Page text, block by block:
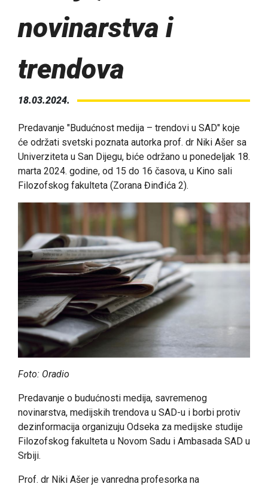
novinarstva i
trendova
18.03.2024.
Predavanje "Budućnost medija – trendovi u SAD" koje
će održati svetski poznata autorka prof. dr Niki Ašer sa
Univerziteta u San Dijegu, biće održano u ponedeljak 18.
marta 2024. godine, od 15 do 16 časova, u Kino sali
Filozofskog fakulteta (Zorana Đinđića 2).
Foto: Oradio
Predavanje o budućnosti medija, savremenog
novinarstva, medijskih trendova u SAD-u i borbi protiv
dezinformacija organizuju Odseka za medijske studije
Filozofskog fakulteta u Novom Sadu i Ambasada SAD u
Srbiji.
Prof. dr Niki Ašer je vanredna profesorka na